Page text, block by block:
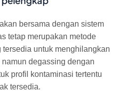
bersama dengan sistem
tetap merupakan metode
untuk menghilangkan
degassing dengan
profil kontaminasi tertentu
tersedia.